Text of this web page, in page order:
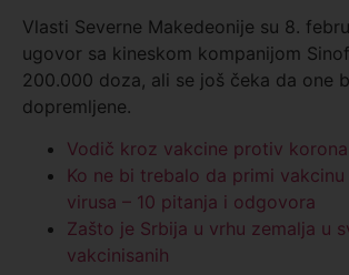
Vlasti Severne Makedeonije su 8.
ugovor sa kineskom kompanijom
200.000 doza, ali se još čeka da one
dopremljene.
Vodič kroz vakcine protiv
Ko ne bi trebalo da primi
virusa – 10 pitanja i odgovora
Zašto je Srbija u vrhu zemalja u
vakcinisanih